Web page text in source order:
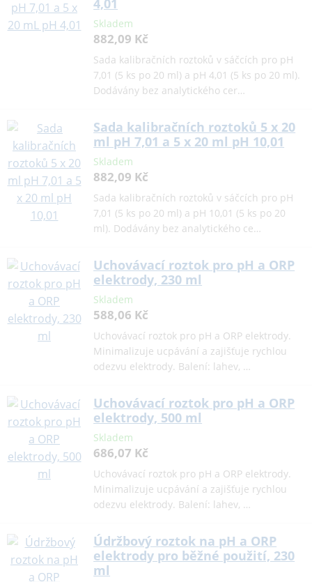
4,01
Skladem
882,09 Kč
Sada kalibračních roztoků v sáčcích pro pH
7,01 (5 ks po 20 ml) a pH 4,01 (5 ks po 20 ml).
Dodávány bez analytického cer…
Sada kalibračních roztoků 5 x 20
ml pH 7,01 a 5 x 20 ml pH 10,01
Skladem
882,09 Kč
Sada kalibračních roztoků v sáčcích pro pH
7,01 (5 ks po 20 ml) a pH 10,01 (5 ks po 20
ml). Dodávány bez analytického ce…
Uchovávací roztok pro pH a ORP
elektrody, 230 ml
Skladem
588,06 Kč
Uchovávací roztok pro pH a ORP elektrody.
Minimalizuje ucpávání a zajišťuje rychlou
odezvu elektrody. Balení: lahev, …
Uchovávací roztok pro pH a ORP
elektrody, 500 ml
Skladem
686,07 Kč
Uchovávací roztok pro pH a ORP elektrody.
Minimalizuje ucpávání a zajišťuje rychlou
odezvu elektrody. Balení: lahev, …
Údržbový roztok na pH a ORP
elektrody pro běžné použití, 230
ml